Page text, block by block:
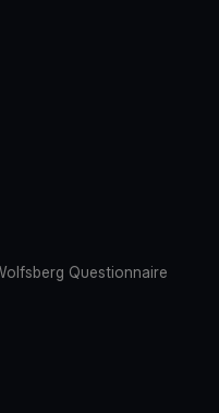
Questionnaire